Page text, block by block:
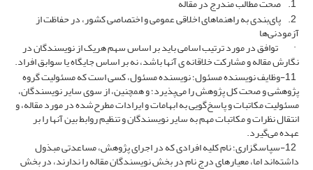
2. پای‌بندی به راهنماهای اخلاقی عمومی و اختصاصی کشور، در حفاظت از
آزمودنی‌ها
· توافق در مورد ترتیب اسامی باید بر اساس سهم هریک از نویسندگان در
نگارش مقاله و مشارکت خلاقانه­ ی آنها باشد، نه بر اساس جایگاه یا سوابق افراد.
11-وظایف نویسنده مسئول؛ نویسنده مسئول، کسی است که مسئولیت گروه
پژوهشی و صحت کل پژوهش را می‌پذیرد؛ و همچنین، از سوی سایر نویسندگان،
مسئولیت مکاتبات و پاسخ‌گویی به ابهامات و ایرادات مطرح‌شده در مورد مقاله، و
انتقال نظرات و مکاتبات مهم به سایر نویسندگان و تنظیم روابط بین آنها را بر
عهده می‌گیرد.
12-سپاسگزاری؛ نام کلیه افرادی که در اجرای پژوهش، مساعدتی مبذول
داشته‌اند اما، معیارهای درج نام در بخش نویسندگان مقاله را ندارند، در بخش